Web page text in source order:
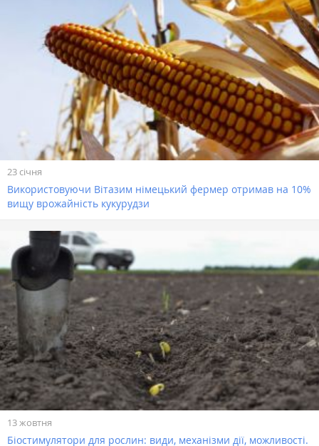
23 січня
Використовуючи Вітазим німецький фермер отримав на 10%
вищу врожайність кукурудзи
13 жовтня
Біостимулятори для рослин: види, механізми дії, можливості.